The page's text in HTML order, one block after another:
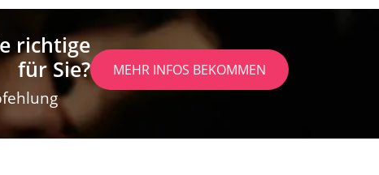
richtige
für Sie?
MEHR INFOS BEKOMMEN